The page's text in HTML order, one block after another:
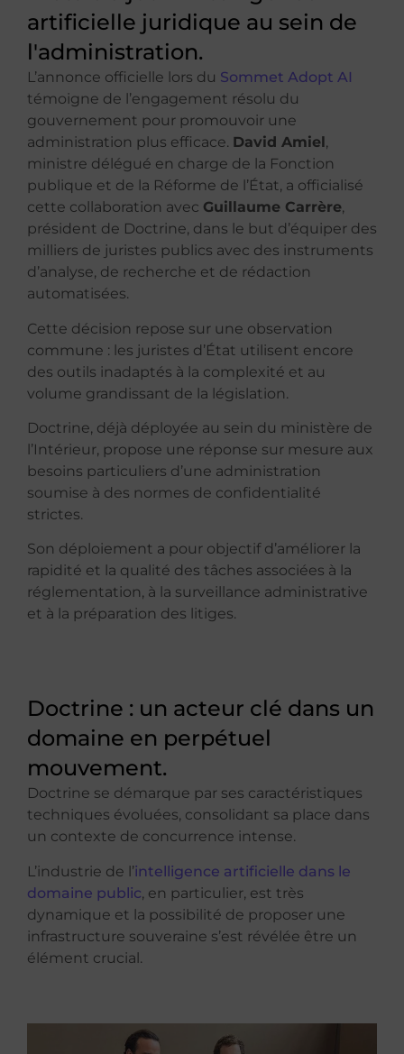
artificielle juridique au sein de
l'administration.
L’annonce officielle lors du Sommet Adopt AI
témoigne de l’engagement résolu du
gouvernement pour promouvoir une
administration plus efficace. David Amiel ,
ministre délégué en charge de la Fonction
publique et de la Réforme de l’État, a officialisé
cette collaboration avec Guillaume Carrère,
président de Doctrine, dans le but d’équiper des
milliers de juristes publics avec des instruments
d’analyse, de recherche et de rédaction
automatisées.
Cette décision repose sur une observation
commune : les juristes d’État utilisent encore
des outils inadaptés à la complexité et au
volume grandissant de la législation.
Doctrine, déjà déployée au sein du ministère de
l’Intérieur, propose une réponse sur mesure aux
besoins particuliers d’une administration
soumise à des normes de confidentialité
strictes.
Son déploiement a pour objectif d’améliorer la
rapidité et la qualité des tâches associées à la
réglementation, à la surveillance administrative
et à la préparation des litiges.
Doctrine : un acteur clé dans un
domaine en perpétuel
mouvement.
Doctrine se démarque par ses caractéristiques
techniques évoluées, consolidant sa place dans
un contexte de concurrence intense.
L’industrie de l’intelligence artificielle dans le
domaine public, en particulier, est très
dynamique et la possibilité de proposer une
infrastructure souveraine s’est révélée être un
élément crucial.